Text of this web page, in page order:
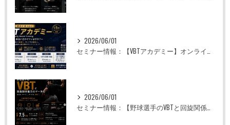
2026/06/01
2026/06/01
セミナー情報：【野球選手のVBTと回旋関係能力のデータ化】